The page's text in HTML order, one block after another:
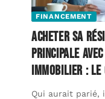
FINANCEMENT
Acheter sa
principale
immobilier : le
Qui aurait parié,